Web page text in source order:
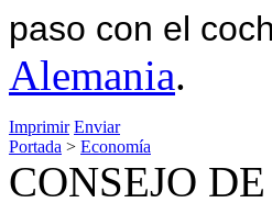
paso con el
Alemania.
Imprimir Enviar
Portada > Economía
CONSEJO